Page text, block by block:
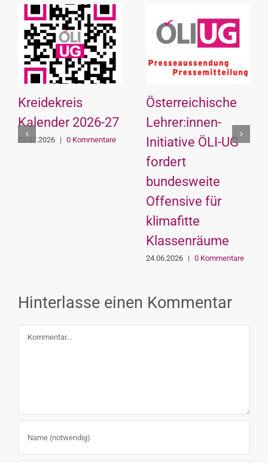
Kreidekreis
Kalender 2026-27
02.07.2026 | 0 Kommentare
Österreichische
Lehrer:innen-
Initiative ÖLI-UG
fordert
bundesweite
Offensive für
klimafitte
Klassenräume
24.06.2026 | 0 Kommentare
Hinterlasse einen Kommentar
Kommentar